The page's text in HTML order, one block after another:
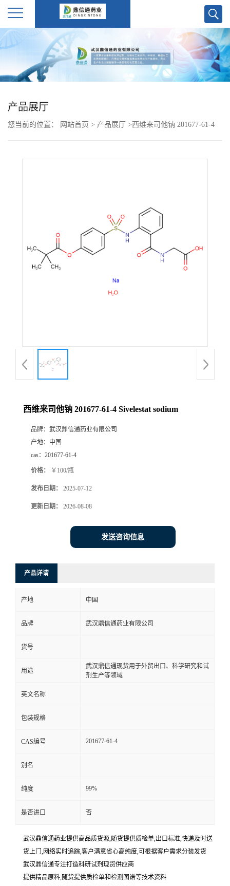
公
产
产品展厅
您当前的位置： 网站首页 > 产品展厅 >西维来司他钠 201677-61-4
西维来司他钠 201677-61-4 Sivelestat sodium
品牌： 武汉鼎信通药业有限公司
产地： 中国
cas： 201677-61-4
价格： ￥100/瓶
发布日期： 2025-07-12
更新日期： 2026-08-08
发送咨询信息
产品详请
产地 中国
品牌 武汉鼎信通药业有限公司
货号
用途
武汉鼎信通现货用于外贸出口、科学研究和试
剂生产等领域
英文名称
包装规格
CAS编号 201677-61-4
别名
纯度 99%
是否进口 否
武汉鼎信通药业提供高品质货源,随货提供质检单,出口标准,快递及时送
货上门,网络实时追踪,客户满意省心高纯度,可根据客户需求分装发货
武汉鼎信通专注打造科研试剂现货供应商
提供精品原料,随货提供质检单和检测图谱等技术资料